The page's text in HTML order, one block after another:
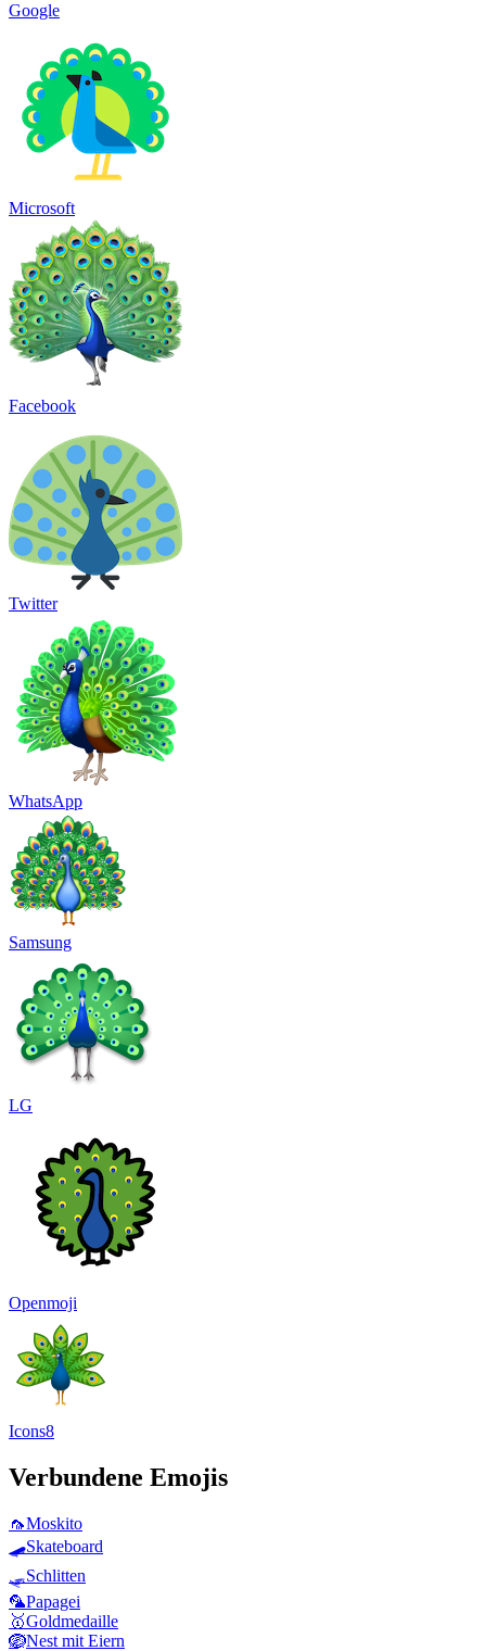
Google
Microsoft
Facebook
Twitter
WhatsApp
Samsung
LG
Openmoji
Icons8
Verbundene Emojis
🦟Moskito
🛹Skateboard
🛷Schlitten
🦜Papagei
🥇Goldmedaille
🪺Nest mit Eiern